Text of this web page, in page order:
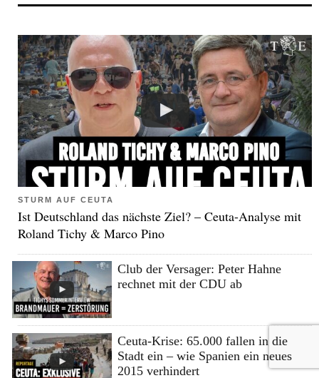
STURM AUF CEUTA
Ist Deutschland das nächste Ziel? – Ceuta-Analyse mit
Roland Tichy & Marco Pino
Club der Versager: Peter Hahne
rechnet mit der CDU ab
Ceuta-Krise: 65.000 fallen in die
Stadt ein – wie Spanien ein neues
2015 verhindert